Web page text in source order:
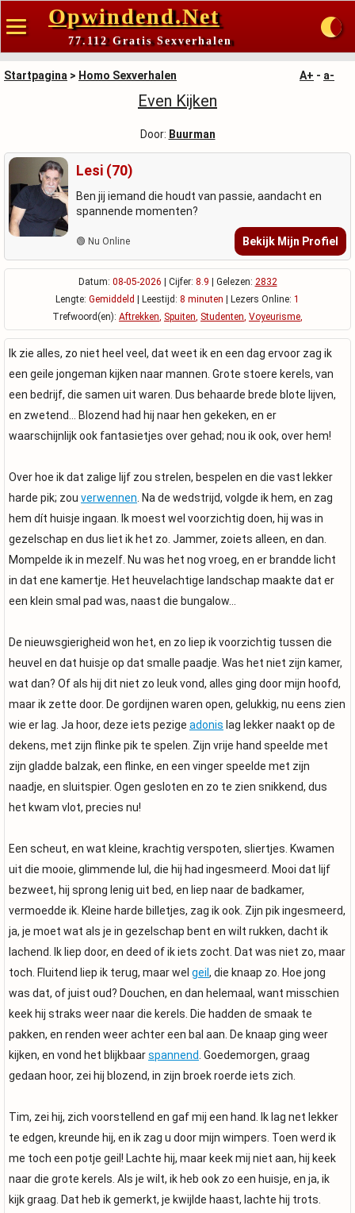
Opwindend.Net
77.112 Gratis Sexverhalen
Startpagina > Homo Sexverhalen A+ - a-
Even Kijken
Door: Buurman
Lesi (70)
Ben jij iemand die houdt van passie, aandacht en
spannende momenten?
🟢 Nu Online Bekijk Mijn Profiel
Datum: 08-05-2026 | Cijfer: 8.9 | Gelezen: 2832
Lengte: Gemiddeld | Leestijd: 8 minuten | Lezers Online: 1
Trefwoord(en): Aftrekken, Spuiten, Studenten, Voyeurisme,
Ik zie alles, zo niet heel veel, dat weet ik en een dag ervoor zag ik
een geile jongeman kijken naar mannen. Grote stoere kerels, van
een bedrijf, die samen uit waren. Dus behaarde brede blote lijven,
en zwetend… Blozend had hij naar hen gekeken, en er
waarschijnlijk ook fantasietjes over gehad; nou ik ook, over hem!
Over hoe ik dat zalige lijf zou strelen, bespelen en die vast lekker
harde pik; zou verwennen . Na de wedstrijd, volgde ik hem, en zag
hem dít huisje ingaan. Ik moest wel voorzichtig doen, hij was in
gezelschap en dus liet ik het zo. Jammer, zoiets alleen, en dan.
Mompelde ik in mezelf. Nu was het nog vroeg, en er brandde licht
in dat ene kamertje. Het heuvelachtige landschap maakte dat er
een klein smal pad was, naast die bungalow…
De nieuwsgierigheid won het, en zo liep ik voorzichtig tussen die
heuvel en dat huisje op dat smalle paadje. Was het niet zijn kamer,
wat dan? Of als hij dit niet zo leuk vond, alles ging door mijn hoofd,
maar ik zette door. De gordijnen waren open, gelukkig, nu eens zien
wie er lag. Ja hoor, deze iets pezige adonis lag lekker naakt op de
dekens, met zijn flinke pik te spelen. Zijn vrije hand speelde met
zijn gladde balzak, een flinke, en een vinger speelde met zijn
naadje, en sluitspier. Ogen gesloten en zo te zien snikkend, dus
het kwam vlot, precies nu!
Een scheut, en wat kleine, krachtig verspoten, sliertjes. Kwamen
uit die mooie, glimmende lul, die hij had ingesmeerd. Mooi dat lijf
bezweet, hij sprong lenig uit bed, en liep naar de badkamer,
vermoedde ik. Kleine harde billetjes, zag ik ook. Zijn pik ingesmeerd,
ja, je moet wat als je in gezelschap bent en wilt rukken, dacht ik
lachend. Ik liep door, en deed of ik iets zocht. Dat was niet zo, maar
toch. Fluitend liep ik terug, maar wel geil , die knaap zo. Hoe jong
was dat, of juist oud? Douchen, en dan helemaal, want misschien
keek hij straks weer naar die kerels. Die hadden de smaak te
pakken, en renden weer achter een bal aan. De knaap ging weer
kijken, en vond het blijkbaarspannend . Goedemorgen, graag
gedaan hoor, zei hij blozend, in zijn broek roerde iets zich.
Tim, zei hij, zich voorstellend en gaf mij een hand. Ik lag net lekker
te edgen, kreunde hij, en ik zag u door mijn wimpers. Toen werd ik
me toch een potje geil! Lachte hij, maar keek mij niet aan, hij keek
naar die grote kerels. Als je wilt, ik heb ook zo een huisje, en ja, ik
kijk graag. Dat heb ik gemerkt, je kwijlde haast, lachte hij trots.